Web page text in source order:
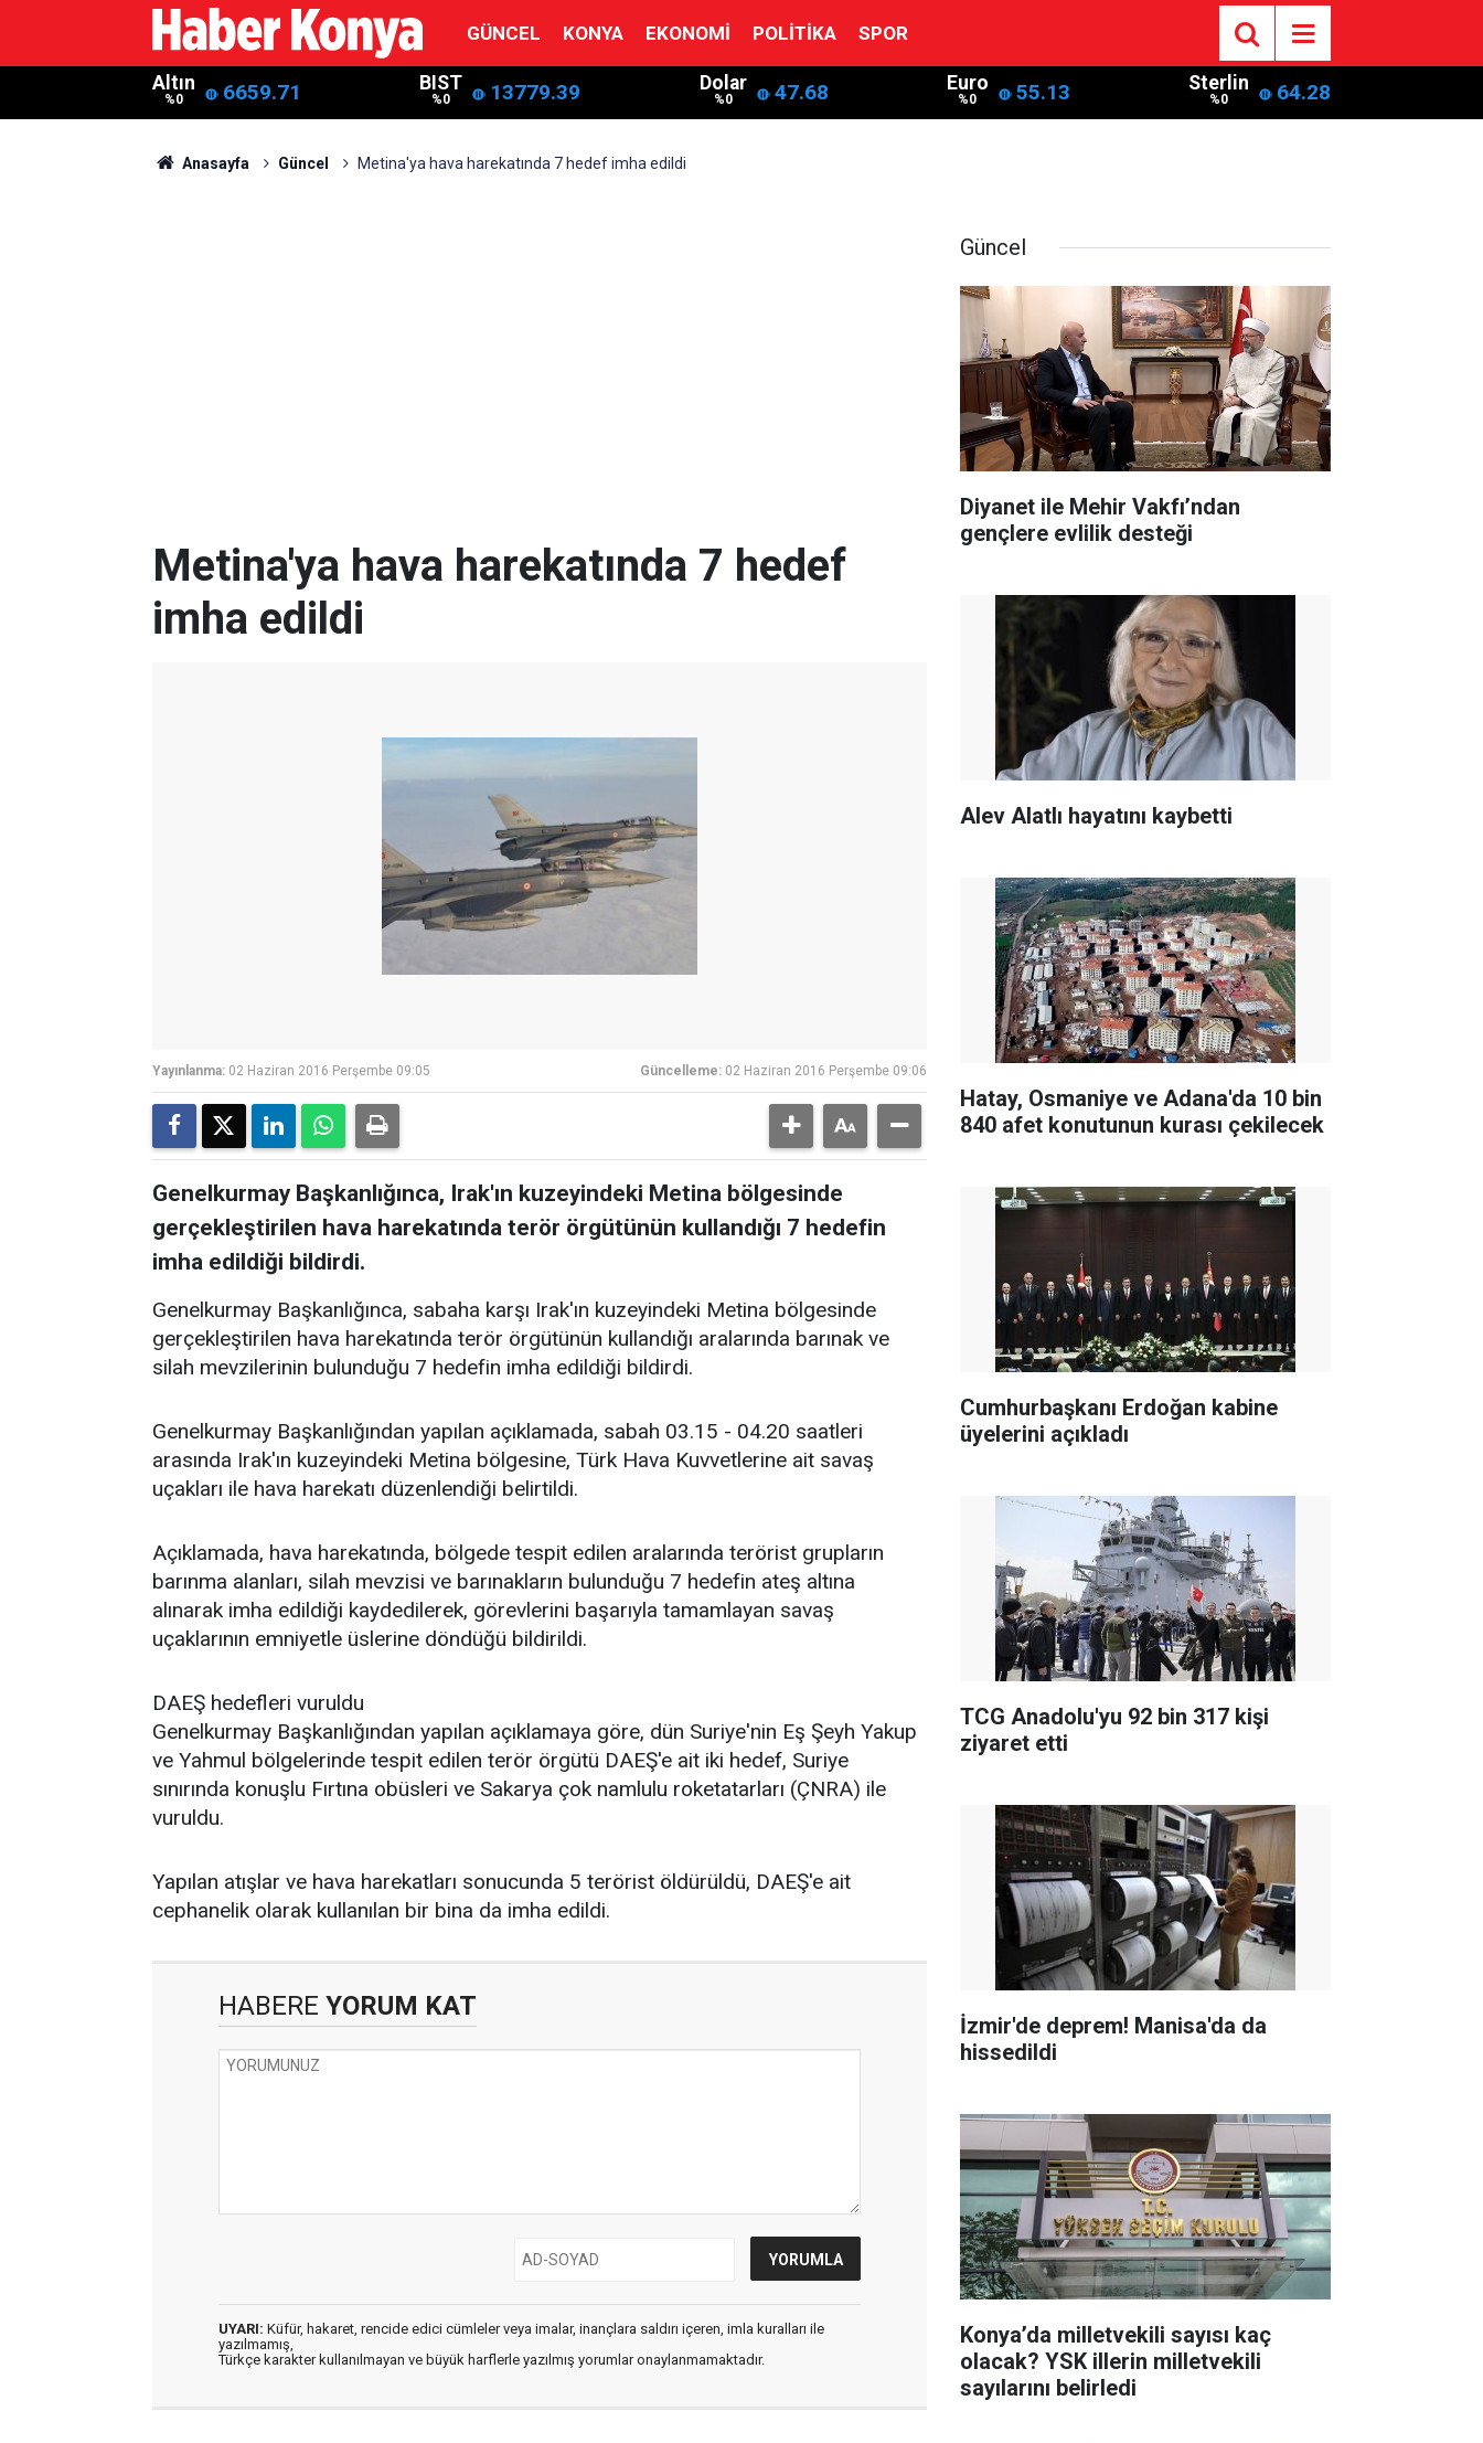
GÜNCEL KONYA EKONOMI POLITIKA SPOR
Altın
%0 6659.71 BIST
%0 13779.39 Dolar
%0 47.68 Euro
%0 55.13 Sterlin
%0 64.28
Anasayfa Güncel Metina'ya hava harekatında 7 hedef imha edildi
Metina'ya hava harekatında 7 hedef
imha edildi
Yayınlanma: 02 Haziran 2016 Perşembe 09:05 Güncelleme: 02 Haziran 2016 Perşembe 09:06
Genelkurmay Başkanlığınca, Irak'ın kuzeyindeki Metina bölgesinde
gerçekleştirilen hava harekatında terör örgütünün kullandığı 7 hedefin
imha edildiği bildirdi.
Genelkurmay Başkanlığınca, sabaha karşı Irak'ın kuzeyindeki Metina bölgesinde
gerçekleştirilen hava harekatında terör örgütünün kullandığı aralarında barınak ve
silah mevzilerinin bulunduğu 7 hedefin imha edildiği bildirdi.
Genelkurmay Başkanlığından yapılan açıklamada, sabah 03.15 - 04.20 saatleri
arasında Irak'ın kuzeyindeki Metina bölgesine, Türk Hava Kuvvetlerine ait savaş
uçakları ile hava harekatı düzenlendiği belirtildi.
Açıklamada, hava harekatında, bölgede tespit edilen aralarında terörist grupların
barınma alanları, silah mevzisi ve barınakların bulunduğu 7 hedefin ateş altına
alınarak imha edildiği kaydedilerek, görevlerini başarıyla tamamlayan savaş
uçaklarının emniyetle üslerine döndüğü bildirildi.
DAEŞ hedefleri vuruldu
Genelkurmay Başkanlığından yapılan açıklamaya göre, dün Suriye'nin Eş Şeyh Yakup
ve Yahmul bölgelerinde tespit edilen terör örgütü DAEŞ'e ait iki hedef, Suriye
sınırında konuşlu Fırtına obüsleri ve Sakarya çok namlulu roketatarları (ÇNRA) ile
vuruldu.
Yapılan atışlar ve hava harekatları sonucunda 5 terörist öldürüldü, DAEŞ'e ait
cephanelik olarak kullanılan bir bina da imha edildi.
HABERE YORUM KAT
UYARI: Küfür, hakaret, rencide edici cümleler veya imalar, inançlara saldırı içeren, imla kuralları ile
yazılmamış,
Türkçe karakter kullanılmayan ve büyük harflerle yazılmış yorumlar onaylanmamaktadır.
Güncel
Diyanet ile Mehir Vakfı’ndan
gençlere evlilik desteği
Alev Alatlı hayatını kaybetti
Hatay, Osmaniye ve Adana'da 10 bin
840 afet konutunun kurası çekilecek
Cumhurbaşkanı Erdoğan kabine
üyelerini açıkladı
TCG Anadolu'yu 92 bin 317 kişi
ziyaret etti
İzmir'de deprem! Manisa'da da
hissedildi
Konya’da milletvekili sayısı kaç
olacak? YSK illerin milletvekili
sayılarını belirledi